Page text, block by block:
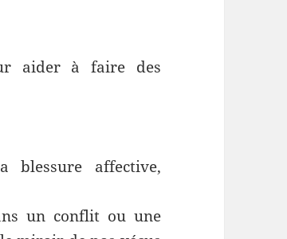
aider à faire des
affective,
un conflit ou une